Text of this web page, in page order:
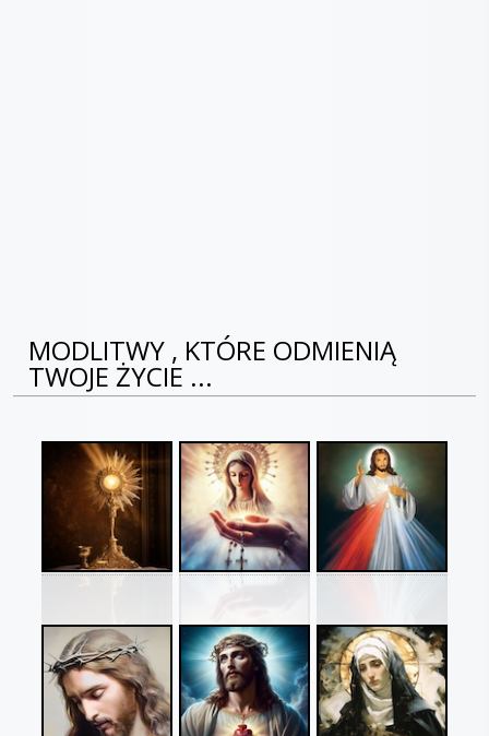
MODLITWY , KTÓRE ODMIENIĄ
TWOJE ŻYCIE ...